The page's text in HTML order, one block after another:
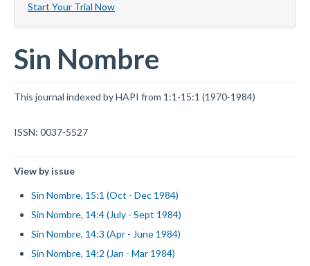
Start Your Trial Now
Sin Nombre
This journal indexed by HAPI from 1:1-15:1 (1970-1984)
ISSN: 0037-5527
View by issue
Sin Nombre, 15:1 (Oct - Dec 1984)
Sin Nombre, 14:4 (July - Sept 1984)
Sin Nombre, 14:3 (Apr - June 1984)
Sin Nombre, 14:2 (Jan - Mar 1984)